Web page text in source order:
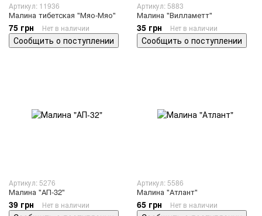
Артикул: 11936
Малина тибетская "Мяо-Мяо"
75 грн Нет в наличии
Сообщить о поступлении
Артикул: 5883
Малина "Вилламетт"
35 грн Нет в наличии
Сообщить о поступлении
Артикул: 5276
Малина "АП-32"
39 грн Нет в наличии
Артикул: 5586
Малина "Атлант"
65 грн Нет в наличии